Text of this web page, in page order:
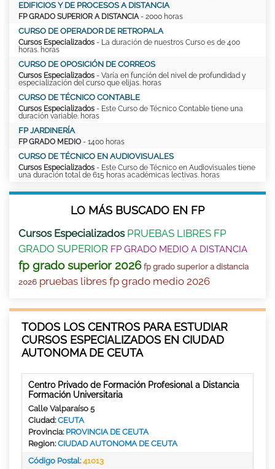
EDIFICIOS Y DE PROCESOS A DISTANCIA
FP GRADO SUPERIOR A DISTANCIA - 2000 horas
CURSO DE OPERADOR DE RETROPALA
Cursos Especializados - La duración de nuestros Curso es de 400
horas. horas
CURSO DE OPOSICIÓN DE CORREOS
Cursos Especializados - Varía en función del nivel de profundidad y
especialización del curso que elijas. horas
CURSO DE TÉCNICO CONTABLE
Cursos Especializados - Este Curso de Técnico Contable tiene una
duración variable. horas
FP JARDINERÍA
FP GRADO MEDIO - 1400 horas
CURSO DE TÉCNICO EN AUDIOVISUALES
Cursos Especializados - Este Curso de Técnico en Audiovisuales tiene
una duración total de 615 horas académicas lectivas. horas
LO MÁS BUSCADO EN FP
Cursos Especializados PRUEBAS LIBRES FP
GRADO SUPERIOR FP GRADO MEDIO A DISTANCIA
fp grado superior 2026 fp grado superior a distancia
2026 pruebas libres fp grado medio 2026
TODOS LOS CENTROS PARA ESTUDIAR
CURSOS ESPECIALIZADOS EN CIUDAD
AUTONOMA DE CEUTA
Centro Privado de Formación Profesional a Distancia
Formación Universitaria
Calle Valparaíso 5
Ciudad:CEUTA
Provincia: PROVINCIA DE CEUTA
Region:CIUDAD AUTONOMA DE CEUTA
Código Postal:41013